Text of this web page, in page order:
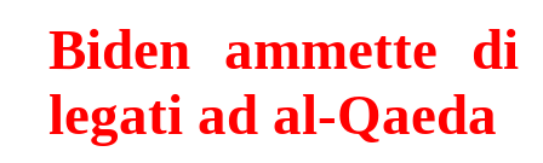
Biden ammette
legati ad al-Qaeda